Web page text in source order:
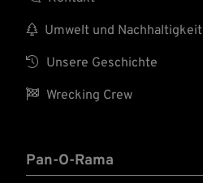
 Umwelt und Nachhaltigkeit
 Unsere Geschichte
 Wrecking Crew
Pan-O-Rama